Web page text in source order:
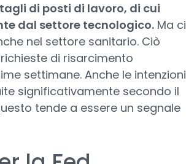
di posti di lavoro, di cui
dal settore tecnologico.Ma ci
nel settore sanitario. Ciò
di risarcimento
settimane. Anche le intenzioni
significativamente secondo il
tende a essere un segnale